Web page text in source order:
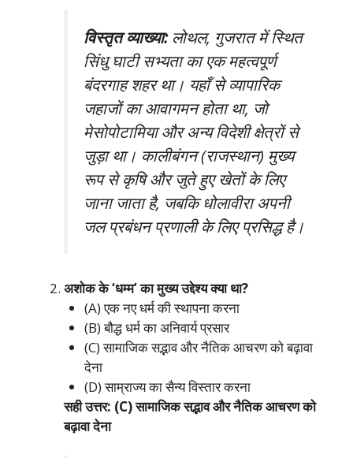
विस्तृत व्याख्या:लोथल, गुजरात में स्थित
सिंधु घाटी सभ्यता का एक महत्वपूर्ण
बंदरगाह शहर था। यहाँ से व्यापारिक
जहाजों का आवागमन होता था, जो
मेसोपोटामिया और अन्य विदेशी क्षेत्रों से
जुड़ा था। कालीबंगन (राजस्थान) मुख्य
रूप से कृषि और जुते हुए खेतों के लिए
जाना जाता है, जबकि धोलावीरा अपनी
जल प्रबंधन प्रणाली के लिए प्रसिद्ध है।
अशोक के ‘धम्म’ का मुख्य उद्देश्य क्या था?
(A) एक नए धर्म की स्थापना करना
(B) बौद्ध धर्म का अनिवार्य प्रसार
(C) सामाजिक सद्भाव और नैतिक आचरण को बढ़ावा
देना
(D) साम्राज्य का सैन्य विस्तार करना
सही उत्तर: (C) सामाजिक सद्भाव और नैतिक आचरण को
बढ़ावा देना